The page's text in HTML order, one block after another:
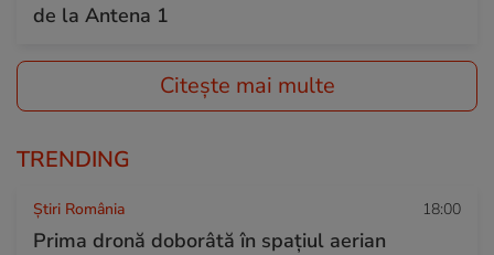
de la Antena 1
Citește mai multe
TRENDING
Știri România 18:00
Prima dronă doborâtă în spațiul aerian